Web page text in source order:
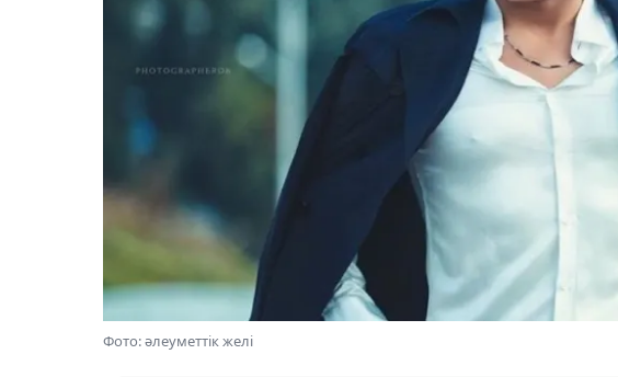
Фото: әлеуметтік желі